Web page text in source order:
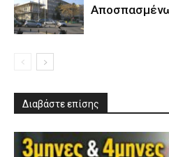
Διαβάστε επίσης